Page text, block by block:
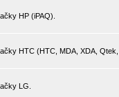
HP (iPAQ).
HTC (HTC, MDA, XDA,
LG.